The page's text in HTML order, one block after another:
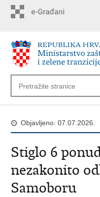
Objavljeno: 07.07.2026.
Stiglo 6
nezakonito
Samoboru